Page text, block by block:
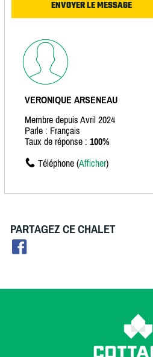
VERONIQUE ARSENEAU
Membre depuis Avril 2024
Parle : Français
Taux de réponse : 100%
Téléphone (Afficher)
PARTAGEZ CE CHALET